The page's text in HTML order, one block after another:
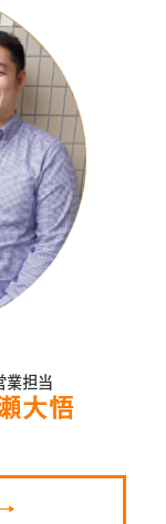
業担当
大悟